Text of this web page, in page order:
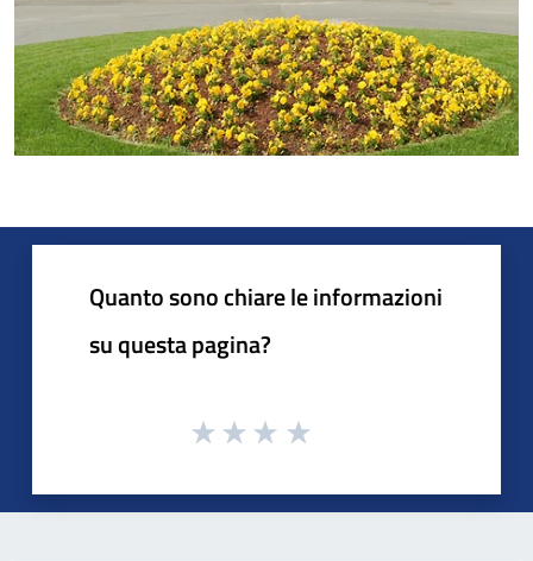
Quanto sono chiare le informazioni
su questa pagina?